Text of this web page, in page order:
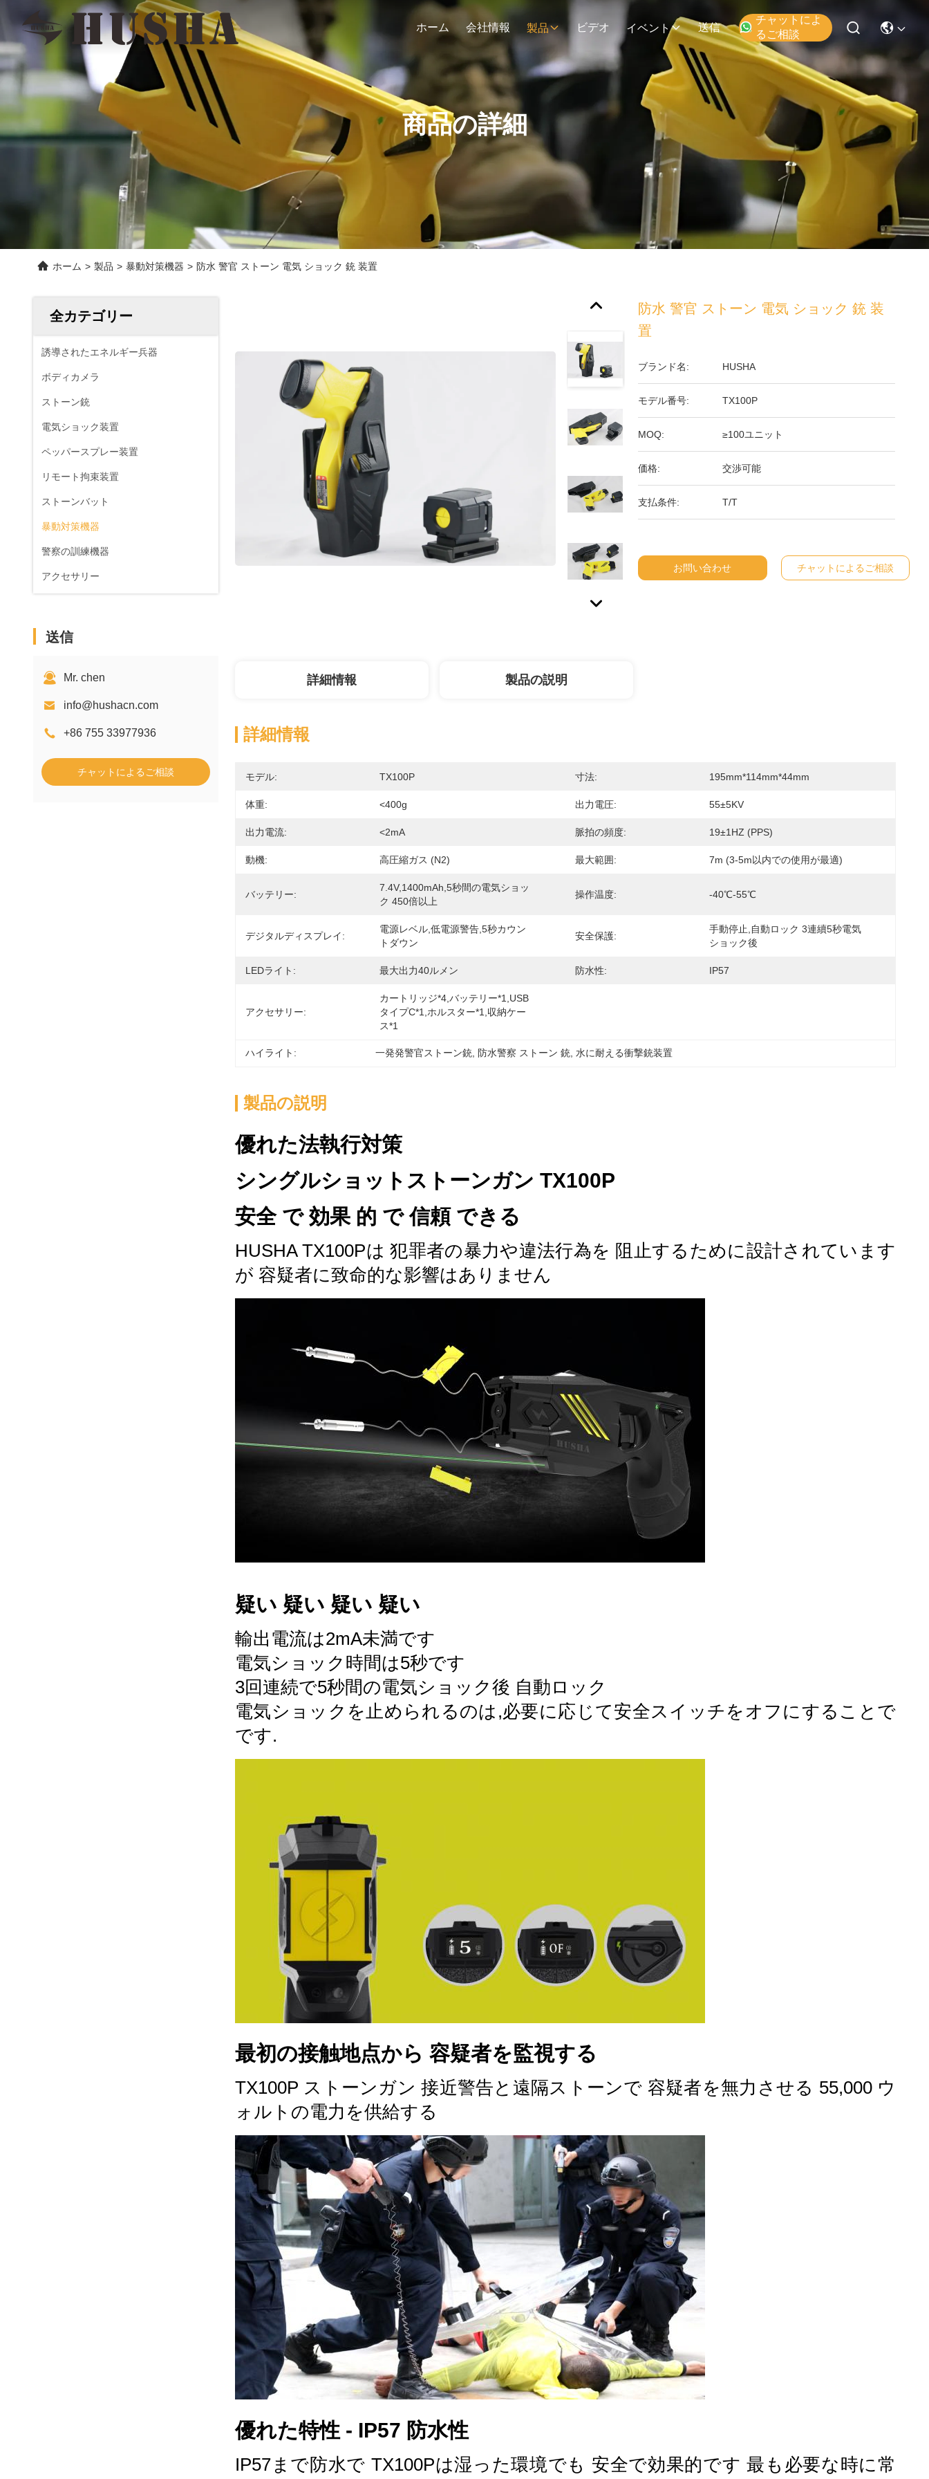
ホーム 会社情報 製品 ビデオ イベント 送信
チャットによ
るご相談
商品の詳細
ホーム > 製品 > 暴動対策機器 > 防水 警官 ストーン 電気 ショック 銃 装置
全カテゴリー
誘導されたエネルギー兵器
ボディカメラ
ストーン銃
電気ショック装置
ペッパースプレー装置
リモート拘束装置
ストーンバット
暴動対策機器
警察の訓練機器
アクセサリー
送信
Mr. chen
info@hushacn.com
+86 755 33977936
チャットによるご相談
防水 警官 ストーン 電気 ショック 銃 装
置
ブランド名: HUSHA
モデル番号: TX100P
MOQ: ≥100ユニット
価格: 交渉可能
支払条件: T/T
お問い合わせ チャットによるご相談
詳細情報 製品の説明
詳細情報
モデル: TX100P 寸法: 195mm*114mm*44mm
体重: <400g 出力電圧: 55±5KV
出力電流: <2mA 脈拍の頻度: 19±1HZ (PPS)
動機: 高圧縮ガス (N2) 最大範囲: 7m (3-5m以内での使用が最適)
バッテリー:
7.4V,1400mAh,5秒間の電気ショッ
ク 450倍以上
操作温度: -40℃-55℃
デジタルディスプレイ:
電源レベル,低電源警告,5秒カウン
トダウン
安全保護:
手動停止,自動ロック 3連續5秒電気
ショック後
LEDライト: 最大出力40ルメン 防水性: IP57
アクセサリー:
カートリッジ*4,バッテリー*1,USB
タイプC*1,ホルスター*1,収納ケー
ス*1
ハイライト: 一発発警官ストーン銃 防水警察 ストーン 銃 , 水に耐える衝撃銃装置
製品の説明
優れた法執行対策
シングルショットストーンガン TX100P
安全 で 効果 的 で 信頼 できる
HUSHA TX100Pは 犯罪者の暴力や違法行為を 阻止するために設計されています
が 容疑者に致命的な影響はありません
疑い 疑い 疑い 疑い
輸出電流は2mA未満です
電気ショック時間は5秒です
3回連続で5秒間の電気ショック後 自動ロック
電気ショックを止められるのは,必要に応じて安全スイッチをオフにすることで
です.
最初の接触地点から 容疑者を監視する
TX100P ストーンガン 接近警告と遠隔ストーンで 容疑者を無力させる 55,000 ウ
ォルトの電力を供給する
優れた特性 - IP57 防水性
IP57まで防水で TX100Pは湿った環境でも 安全で効果的です 最も必要な時に常